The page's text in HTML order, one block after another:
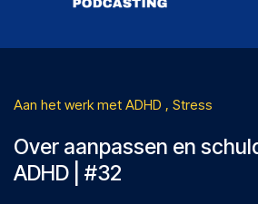
Toontje Hoger
Aan het werk met ADHD Stress
Over aanpassen en
ADHD | #32